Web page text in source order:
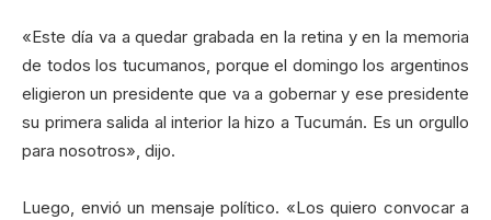
«Este día va a quedar grabada en la retina y en la memoria
de todos los tucumanos, porque el domingo los argentinos
eligieron un presidente que va a gobernar y ese presidente
su primera salida al interior la hizo a Tucumán. Es un orgullo
para nosotros», dijo.
Luego, envió un mensaje político. «Los quiero convocar a